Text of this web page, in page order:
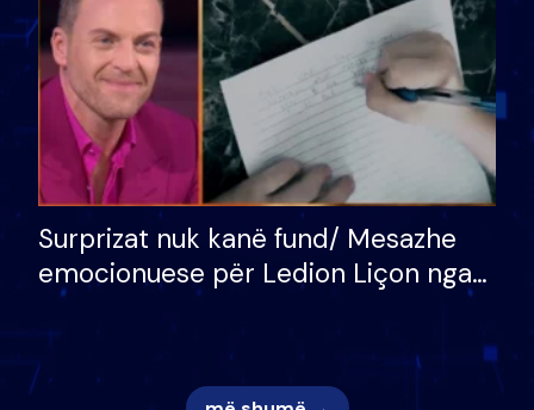
Surprizat nuk kanë fund/ Mesazhe
emocionuese për Ledion Liçon nga
nëna dhe fëmijët e tij, moderatori
nuk i mban dot lotët: Nuk meritoj…